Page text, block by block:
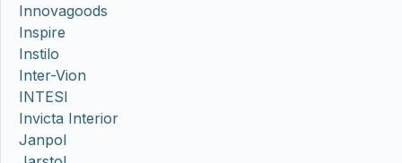
Innovagoods
Inspire
Instilo
Inter-Vion
INTESI
Invicta Interior
Janpol